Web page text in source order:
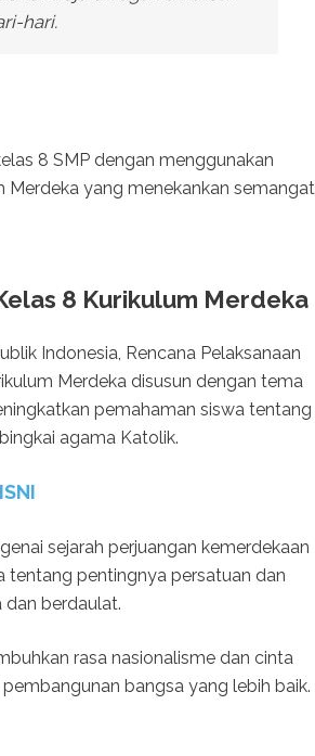
hari.
8 SMP dengan menggunakan
Merdeka yang menekankan semangat
8 Kurikulum Merdeka
Indonesia, Rencana Pelaksanaan
Merdeka disusun dengan tema
pemahaman siswa tentang
agama Katolik.
sejarah perjuangan kemerdekaan
tentang pentingnya persatuan dan
berdaulat.
rasa nasionalisme dan cinta
bangsa yang lebih baik.